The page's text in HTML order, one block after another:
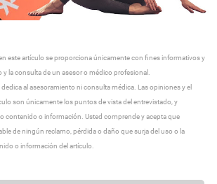
este artículo se proporciona únicamente con fines informativos y
la consulta de un asesor o médico profesional.
al asesoramiento ni consulta médica. Las opiniones y el
son únicamente los puntos de vista del entrevistado, y
contenido o información. Usted comprende y acepta que
de ningún reclamo, pérdida o daño que surja del uso o la
o información del artículo.